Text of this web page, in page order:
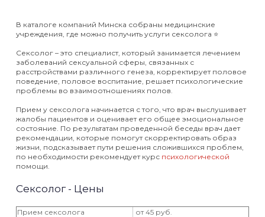
В каталоге компаний Минска собраны медицинские
учреждения, где можно получить услуги сексолога ⭐️
Сексолог – это специалист, который занимается лечением
заболеваний сексуальной сферы, связанных с
расстройствами различного генеза, корректирует половое
поведение, половое воспитание, решает психологические
проблемы во взаимоотношениях полов.
Прием у сексолога начинается с того, что врач выслушивает
жалобы пациентов и оценивает его общее эмоциональное
состояние. По результатам проведенной беседы врач дает
рекомендации, которые помогут скорректировать образ
жизни, подсказывает пути решения сложившихся проблем,
по необходимости рекомендует курс психологической
помощи.
Сексолог - Цены
Прием сексолога
от 45 руб.